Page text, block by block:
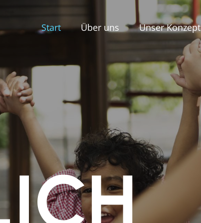
Start Über uns Unser Konzept